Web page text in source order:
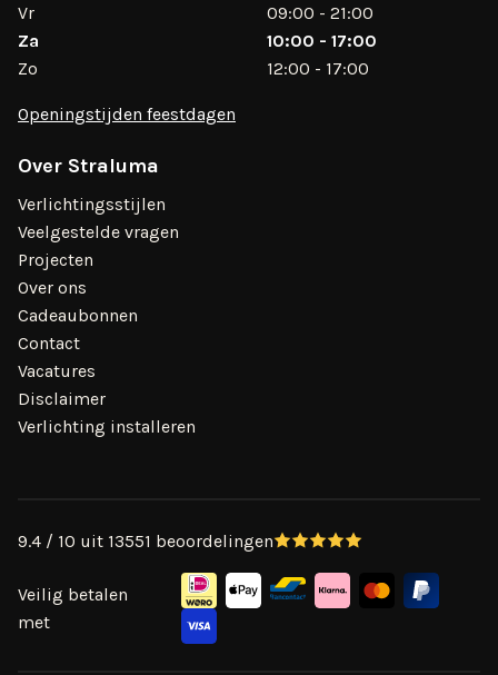
Vr
09:00 - 21:00
Za
10:00 - 17:00
Zo
12:00 - 17:00
Openingstijden feestdagen
Over Straluma
Verlichtingsstijlen
Veelgestelde vragen
Projecten
Over ons
Cadeaubonnen
Contact
Vacatures
Disclaimer
Verlichting installeren
9.4 / 10 uit 13551 beoordelingen
Veilig betalen
met